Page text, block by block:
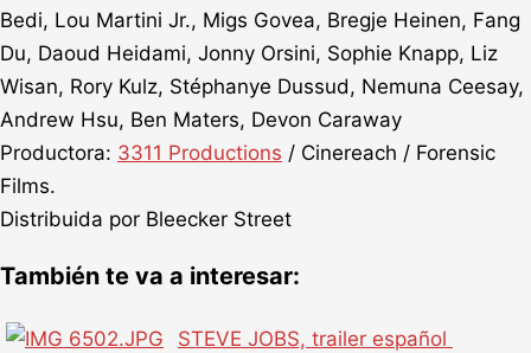
Bedi, Lou Martini Jr., Migs Govea, Bregje Heinen, Fang
Du, Daoud Heidami, Jonny Orsini, Sophie Knapp, Liz
Wisan, Rory Kulz, Stéphanye Dussud, Nemuna Ceesay,
Andrew Hsu, Ben Maters, Devon Caraway
Productora: 3311 Productions / Cinereach / Forensic
Films.
Distribuida por Bleecker Street
También te va a interesar:
STEVE JOBS, trailer español